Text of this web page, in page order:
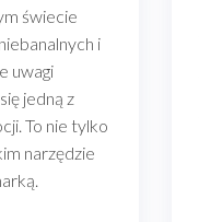
świecie
i
uwagi
jedną z
To nie tylko
narzędzie